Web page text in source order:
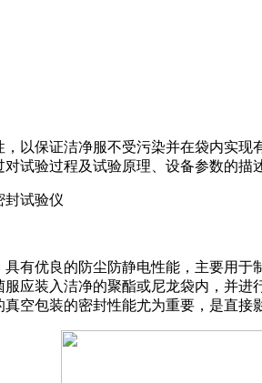
以保证洁净服不受污染并在袋内实
试验过程及试验原理、设备参数的描
封试验仪
有优良的防尘防静电性能，主要用
应装入洁净的聚酯或尼龙袋内，并
空包装的密封性能尤为重要，是直接